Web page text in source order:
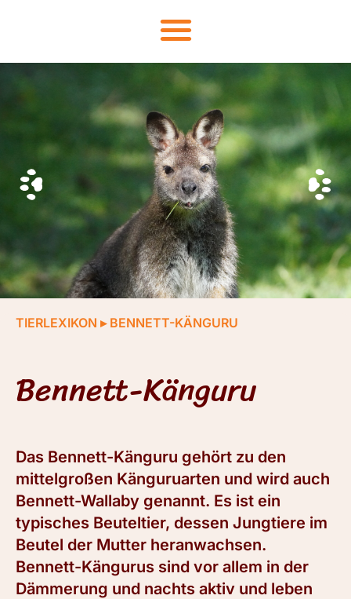
TIERLEXIKON ▸ BENNETT-KÄNGURU
Bennett-Känguru
Das Bennett-Känguru gehört zu den
mittelgroßen Känguruarten und wird auch
Bennett-Wallaby genannt. Es ist ein
typisches Beuteltier, dessen Jungtiere im
Beutel der Mutter heranwachsen.
Bennett-Kängurus sind vor allem in der
Dämmerung und nachts aktiv und leben